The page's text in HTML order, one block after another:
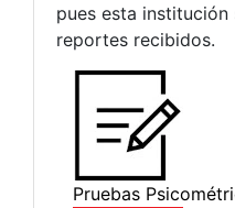
pues esta
reportes recibidos.